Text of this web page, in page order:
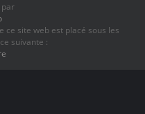
ce site web est placé sous les
suivante :